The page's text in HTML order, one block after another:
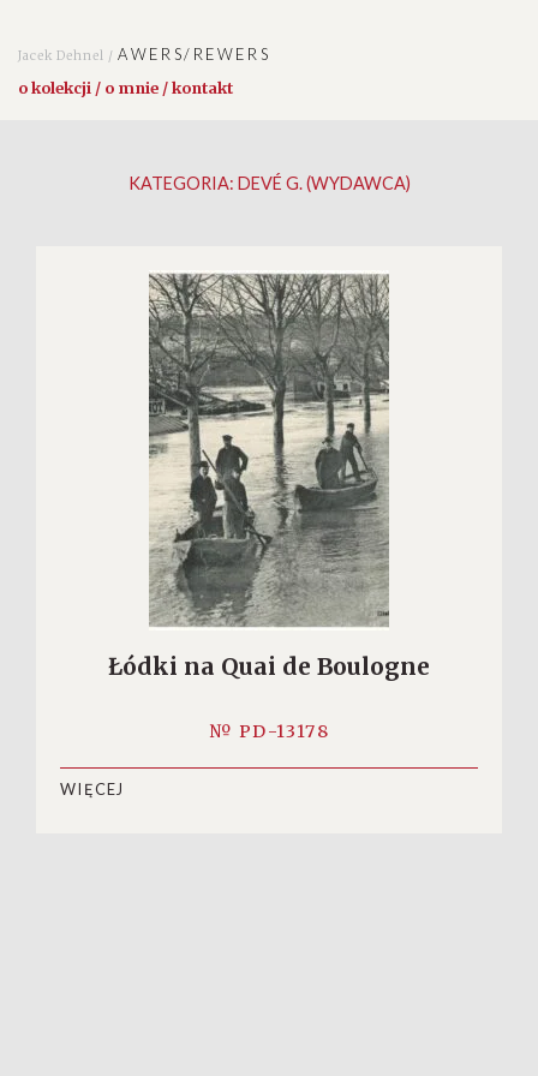
Jacek Dehnel /AWERS/REWERS
o kolekcji / o mnie / kontakt
KATEGORIA: DEVÉ G. (WYDAWCA)
Łódki na Quai de Boulogne
№ PD-13178
WIĘCEJ